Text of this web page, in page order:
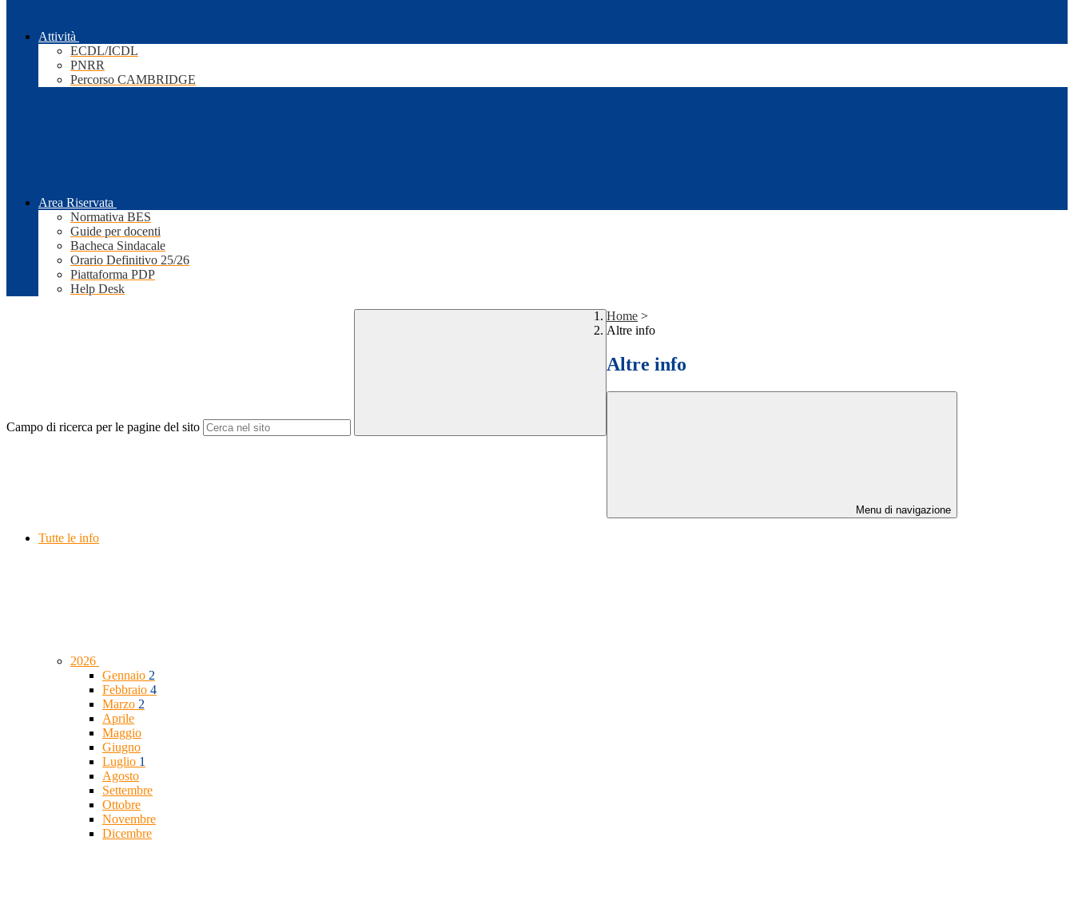
Attività
ECDL/ICDL
PNRR
Percorso CAMBRIDGE
Area Riservata
Normativa BES
Guide per docenti
Bacheca Sindacale
Orario Definitivo 25/26
Piattaforma PDP
Help Desk
Campo di ricerca per le pagine del sito
Home >
Altre info
Altre info
Menu di navigazione
Tutte le info
2026
Gennaio 2
Febbraio 4
Marzo 2
Aprile
Maggio
Giugno
Luglio 1
Agosto
Settembre
Ottobre
Novembre
Dicembre